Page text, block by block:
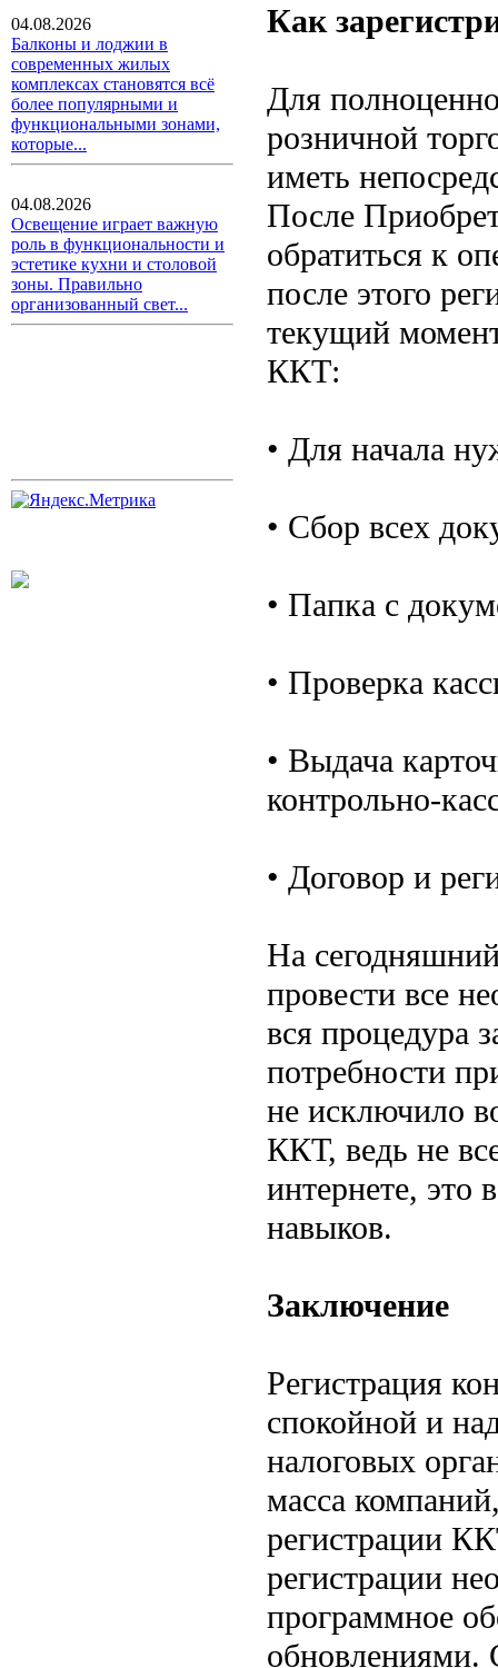
04.08.2026
Балконы и лоджии в
современных жилых
комплексах становятся всё
более популярными и
функциональными зонами,
которые...
04.08.2026
Освещение играет важную
роль в функциональности и
эстетике кухни и столовой
зоны. Правильно
организованный свет...
Как
Для
розничной
иметь
После
обратиться к
после этого
текущий
ККТ:
• Для начала
• Сбор всех
• Папка с
• Проверка
• Выдача
контрольно-
• Договор и
На
провести все
вся процедура
потребности
не исключило
ККТ, ведь не
интернете, это
навыков.
Заключение
Регистрация
спокойной и
налоговых
масса
регистрации
регистрации
программное
обновлениями.